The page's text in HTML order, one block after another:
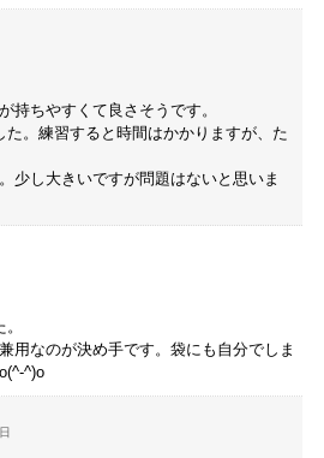
持ちやすくて良さそうです。
。練習すると時間はかかりますが、た
少し大きいですが問題はないと思いま
用なのが決め手です。袋にも自分でしま
^)o